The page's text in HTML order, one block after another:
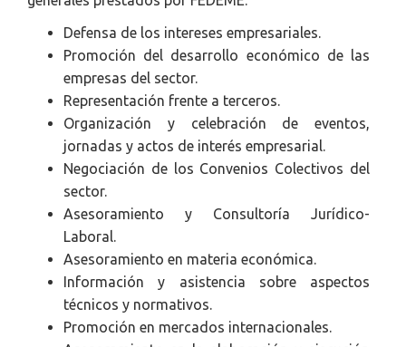
Defensa de los intereses empresariales.
Promoción del desarrollo económico de las
empresas del sector.
Representación frente a terceros.
Organización y celebración de eventos,
jornadas y actos de interés empresarial.
Negociación de los Convenios Colectivos del
sector.
Asesoramiento y Consultoría Jurídico-
Laboral.
Asesoramiento en materia económica.
Información y asistencia sobre aspectos
técnicos y normativos.
Promoción en mercados internacionales.